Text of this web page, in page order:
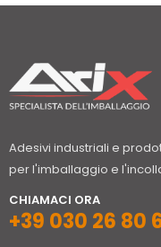
Adesivi industriali e
per l'imballaggio e
CHIAMACI ORA
+39 030 26 80